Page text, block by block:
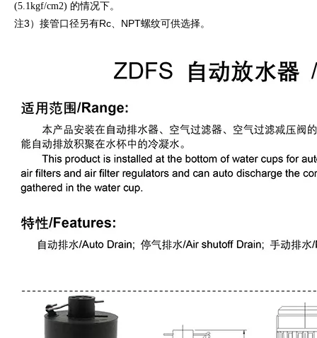
(5.1kgf/cm2) 的情况下。
注3）接管口径另有Rc、NPT螺纹可供选择。